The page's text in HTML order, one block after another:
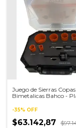
Juego de Sierras Copas
Bimetalicas Bahco -
-35% OFF
$63.142,87